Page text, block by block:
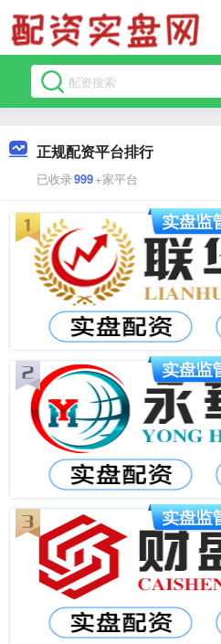
正规配资平台排行
已收录999+家平台